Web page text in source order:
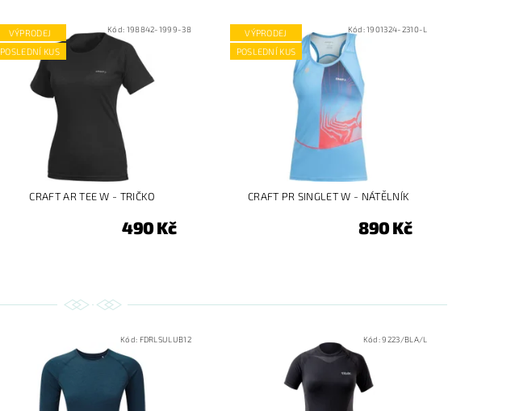
VÝPRODEJ
POSLEDNÍ KUS
Kód: 198842-1999-38
CRAFT AR TEE W - TRIČKO
490 Kč
VÝPRODEJ
POSLEDNÍ KUS
Kód:1901324-2310-L
CRAFT PR SINGLET W - NÁTĚLNÍK
890 Kč
Kód: FDRLSULUB12 Kód:9223/BLA/L